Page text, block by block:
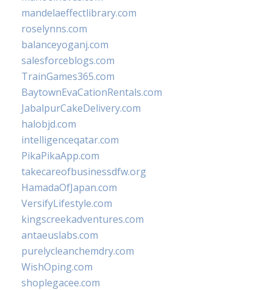
mandelaeffectlibrary.com
roselynns.com
balanceyoganj.com
salesforceblogs.com
TrainGames365.com
BaytownEvaCationRentals.com
JabalpurCakeDelivery.com
halobjd.com
intelligenceqatar.com
PikaPikaApp.com
takecareofbusinessdfw.org
HamadaOfJapan.com
VersifyLifestyle.com
kingscreekadventures.com
antaeuslabs.com
purelycleanchemdry.com
WishOping.com
shoplegacee.com